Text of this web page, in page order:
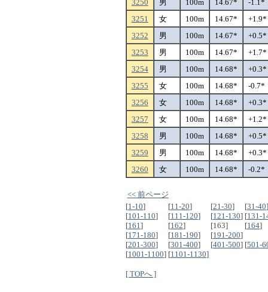
3250
男 100m 14.67*
-1.1*
3251
女 100m 14.67*
+1.9*
3252
男 100m 14.67*
+0.5*
3253
男 100m 14.67*
+1.7*
3254
男 100m 14.68*
+0.3*
3255
女 100m 14.68*
-0.7*
3256
女 100m 14.68*
+0.3*
3257
女 100m 14.68*
+1.2*
3258
男 100m 14.68*
+0.5*
3259
男 100m 14.68*
+0.3*
3260
女 100m 14.68* -0.2*
<< 前ページ
[1-10] [11-20] [21-30] [31-40
[101-110] [111-120] [121-130] [131-
[161] [162] [163] [164]
[171-180] [181-190] [191-200]
[201-300] [301-400] [401-500] [501-
[1001-1100] [1101-1130]
[ TOPへ ]